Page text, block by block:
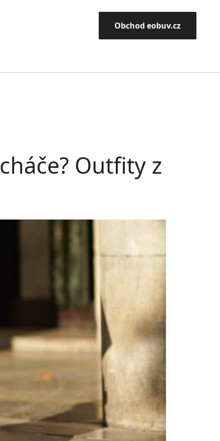
Obchod eobuv.cz
Outfity z